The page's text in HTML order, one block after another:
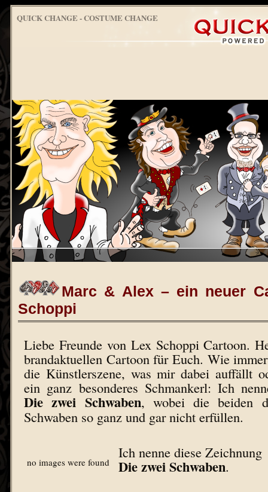
QUICK CHANGE - COSTUME CHANGE
Marc & Alex – ein neuer
Schoppi
Liebe Freunde von Lex Schoppi Cartoon.
brandaktuellen Cartoon für Euch. Wie
die Künstlerszene, was mir dabei auffällt
ein ganz besonderes Schmankerl: Ich
Die zwei Schwaben, wobei die beiden
Schwaben so ganz und gar nicht erfüllen.
no images were found
Ich nenne diese Zeichnung
Die zwei Schwaben.